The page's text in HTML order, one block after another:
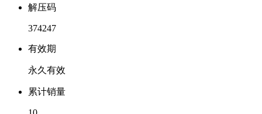
解压码
374247
有效期
永久有效
累计销量